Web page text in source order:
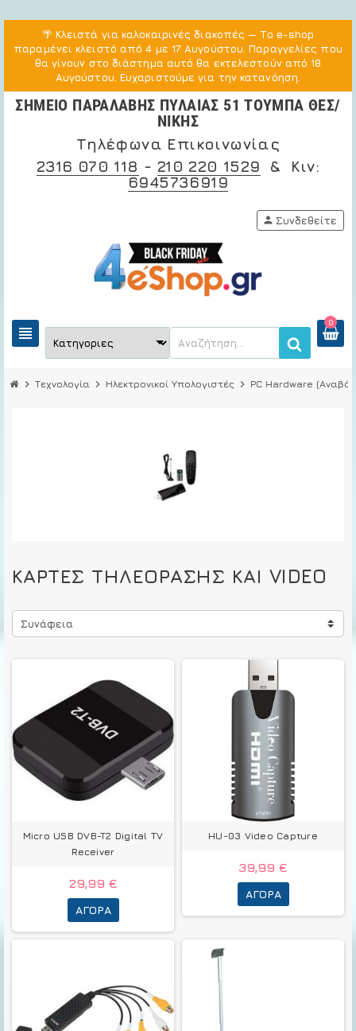
🌴 Κλειστά για καλοκαιρινές διακοπές — Το e-shop
παραμένει κλειστό από 4 με 17 Αυγούστου. Παραγγελίες που
θα γίνουν στο διάστημα αυτό θα εκτελεστούν από 18
Αυγούστου. Ευχαριστούμε για την κατανόηση.
ΣΗΜΕΙΟ ΠΑΡΑΛΑΒΗΣ ΠΥΛΑΙΑΣ 51 ΤΟΥΜΠΑ ΘΕΣ/
ΝΙΚΗΣ
Τηλέφωνα Επικοινωνίας
2316 070 118 - 210 220 1529 & Κιν:
6945736919
view_headline
0
person Συνδεθείτε
chevron_right Τεχνολογία chevron_right Ηλεκτρονικοί Υπολογιστές chevron_right PC Hardware
ΚΆΡΤΕΣ ΤΗΛΕΌΡΑΣΗΣ ΚΑΙ VIDEO
Συνάφεια
Micro USB DVB-T2 Digital TV
Receiver
29,99 €
ΑΓΟΡΆ
HU-03 Video Capture
39,99 €
ΑΓΟΡΆ